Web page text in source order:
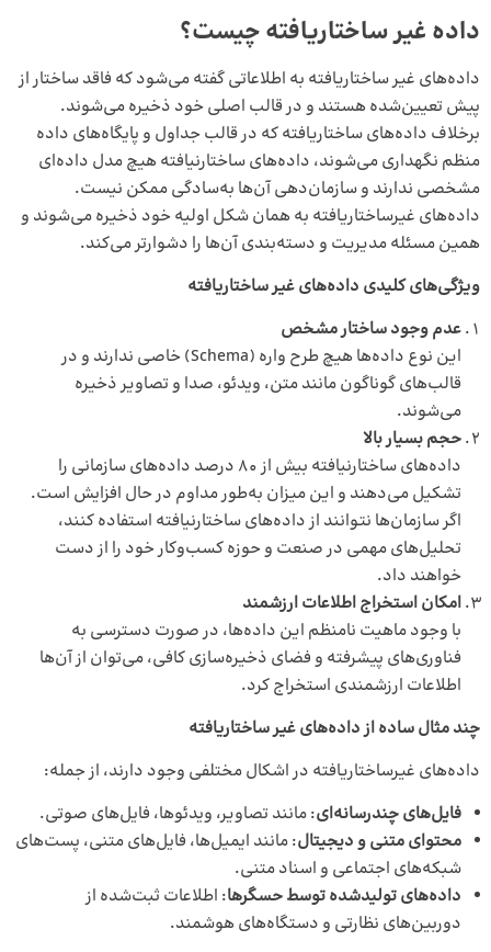
داده غیر ساختاریافته چیست؟
داده‌های غیر ساختاریافته به اطلاعاتی گفته می‌شود که فاقد ساختار از
پیش تعیین‌شده هستند و در قالب اصلی خود ذخیره می‌شوند.
برخلاف داده‌های ساختاریافته که در قالب جداول و پایگاه‌های داده
منظم نگهداری می‌شوند، داده‌های ساختارنیافته هیچ مدل داده‌ای
مشخصی ندارند و سازمان‌دهی آن‌ها به‌سادگی ممکن نیست.
داده‌های غیرساختاریافته به همان شکل اولیه خود ذخیره می‌شوند و
همین مسئله مدیریت و دسته‌بندی آن‌ها را دشوارتر می‌کند.
ویژگی‌های کلیدی داده‌های غیر ساختاریافته
عدم وجود ساختار مشخص
این نوع داده‌ها هیچ طرح واره (Schema) خاصی ندارند و در
قالب‌های گوناگون مانند متن، ویدئو، صدا و تصاویر ذخیره
می‌شوند.
حجم بسیار بالا
داده‌های ساختارنیافته بیش از 80 درصد داده‌های سازمانی را
تشکیل می‌دهند و این میزان به‌طور مداوم در حال افزایش است.
اگر سازمان‌ها نتوانند از داده‌های ساختارنیافته استفاده کنند،
تحلیل‌های مهمی در صنعت و حوزه کسب‌وکار خود را از دست
خواهند داد.
امکان استخراج اطلاعات ارزشمند
با وجود ماهیت نامنظم این داده‌ها، در صورت دسترسی به
فناوری‌های پیشرفته و فضای ذخیره‌سازی کافی، می‌توان از آن‌ها
اطلاعات ارزشمندی استخراج کرد.
چند مثال ساده از داده‌های غیر ساختاریافته
داده‌های غیرساختاریافته در اشکال مختلفی وجود دارند، از جمله:
فایل‌های چندرسانه‌ای: مانند تصاویر، ویدئوها، فایل‌های صوتی.
محتوای متنی و دیجیتال: مانند ایمیل‌ها، فایل‌های متنی، پست‌های
شبکه‌های اجتماعی و اسناد متنی.
داده‌های تولیدشده توسط حسگرها: اطلاعات ثبت‌شده از
دوربین‌های نظارتی و دستگاه‌های هوشمند.